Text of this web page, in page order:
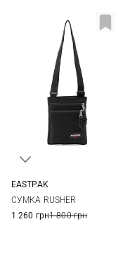
EASTPAK
СУМКА RUSHER
1 260 грн1 800 грн